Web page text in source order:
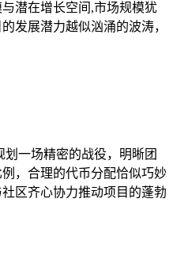
潜在增长空间,市场规模犹
发展潜力越似汹涌的波涛，
一场精密的战役，明晰团
，合理的代币分配恰似巧妙
区齐心协力推动项目的蓬勃